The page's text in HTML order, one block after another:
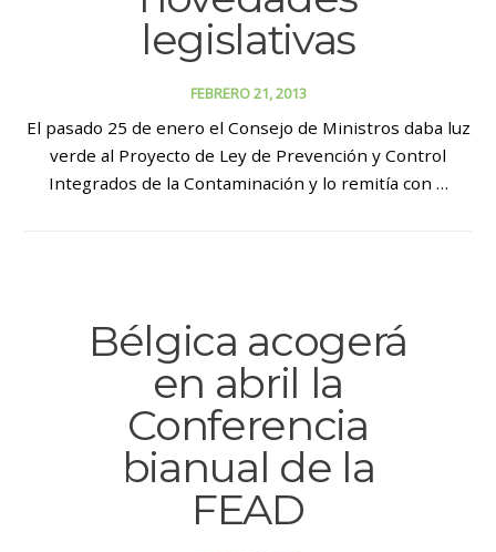
legislativas
FEBRERO 21, 2013
El pasado 25 de enero el Consejo de Ministros daba luz
verde al Proyecto de Ley de Prevención y Control
Integrados de la Contaminación y lo remitía con …
Bélgica acogerá
en abril la
Conferencia
bianual de la
FEAD